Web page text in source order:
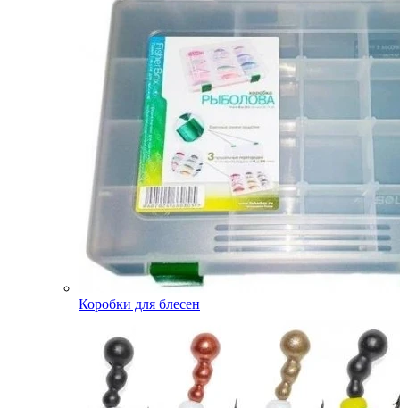
Коробки для блесен